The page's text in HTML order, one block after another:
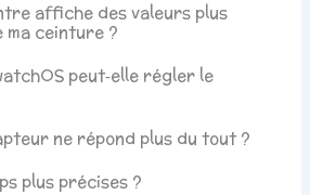
affiche des valeurs plus
ma ceinture ?
peut‑elle régler le
ne répond plus du tout ?
plus précises ?